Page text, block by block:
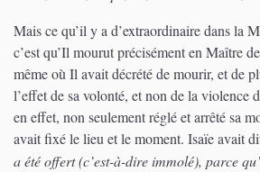
Mais ce qu’il y a d’extraordinaire dans la
c’est qu’Il mourut précisément en Maître
même où Il avait décrété de mourir, et de
l’effet de sa volonté, et non de la violence
en effet, non seulement réglé et arrêté sa
avait fixé le lieu et le moment. Isaïe avait
a été offert (c’est-à-dire immolé), parce